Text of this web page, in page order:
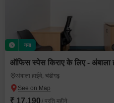
नया
ऑफिस स्पेस किराए के लिए - अंबाला
अंबाला हाईवे, चंडीगढ़
₹ 17,190 / प्रति महीने